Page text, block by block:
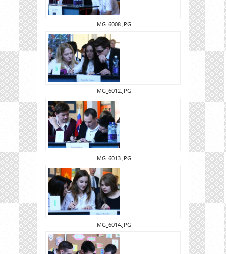
IMG_6008.JPG
IMG_6012.JPG
IMG_6013.JPG
IMG_6014.JPG